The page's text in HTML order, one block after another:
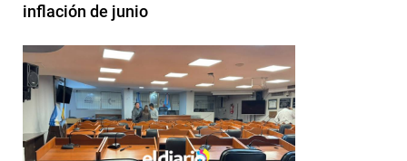
inflación de junio